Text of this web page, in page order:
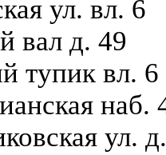
ул. вл. 6
вал д. 49
тупик вл. 6
наб.
ул.